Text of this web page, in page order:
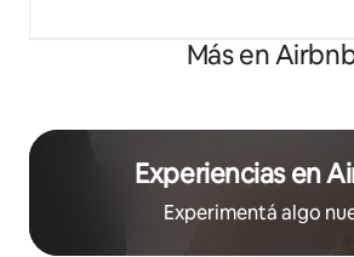
Más en
Experiencias en
Experimentá algo